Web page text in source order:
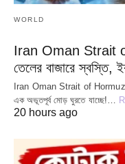
WORLD
Iran Oman Strait
তেলের বাজারে স্বস্তি,
Iran Oman Strait of Hormuz
এক অভূতপূর্ব মোড় ঘুরতে যাচ্ছে!…
20 hours ago